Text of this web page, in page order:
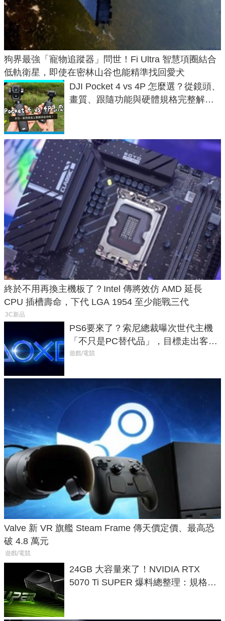
狗界最強「寵物追蹤器」問世！Fi Ultra 智慧項圈結合
低軌衛星，即使在密林山谷也能精準找回愛犬
DJI Pocket 4 vs 4P 怎麼選？從鏡頭、
畫質、跟隨功能與硬體規格完整解
終於不用再換主機板了？Intel 傳將效仿 AMD 延長
CPU 插槽壽命，下代 LGA 1954 至少能戰三代
3C新品
PS6要來了？索尼總裁曝次世代主機
「不只是PC替代品」，目標走出客
廳、進軍電競桌面
遊戲/電競
Valve 新 VR 旗艦 Steam Frame 傳天價定價、最高恐
破 4.8 萬元
遊戲/電競
24GB 大容量來了！NVIDIA RTX
5070 Ti SUPER 爆料總整理：規格、